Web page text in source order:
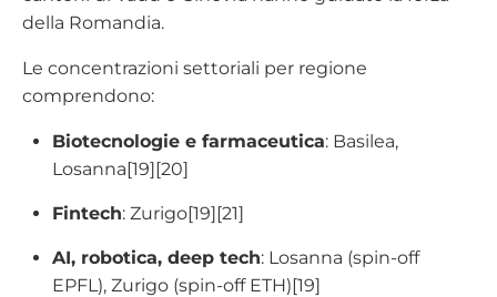
della Romandia.
Le concentrazioni settoriali per regione
comprendono:
Biotecnologie e farmaceutica: Basilea,
Losanna[19][20]
Fintech: Zurigo[19][21]
AI, robotica, deep tech: Losanna (spin-off
EPFL), Zurigo (spin-off ETH)[19]